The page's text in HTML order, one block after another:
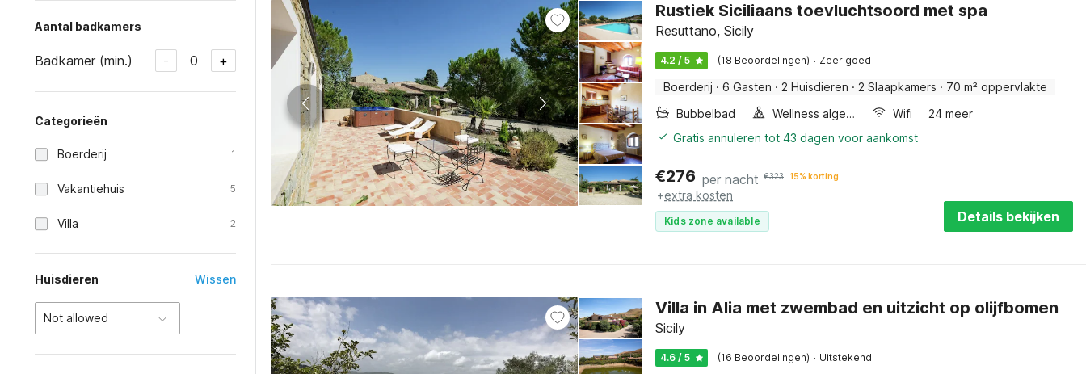
Aantal badkamers
Badkamer (min.) - 0 +
Categorieën
Boerderij 1
Vakantiehuis 5
Villa 2
Huisdieren Wissen
Not allowed
Rustiek Siciliaans toevluchtsoord met spa
Resuttano, Sicily
4.2 / 5 (18 Beoordelingen) · Zeer goed
Boerderij · 6 Gasten · 2 Huisdieren · 2 Slaapkamers · 70 m² oppervlakte
Bubbelbad
Wellness algemeen Wifi
24 meer
Gratis annuleren tot 43 dagen voor aankomst
€276 per nacht €323 15% korting
+extra kosten
Kids zone available Details bekijken
Villa in Alia met zwembad en uitzicht op olijfbomen
Sicily
4.6 / 5 (16 Beoordelingen) · Uitstekend